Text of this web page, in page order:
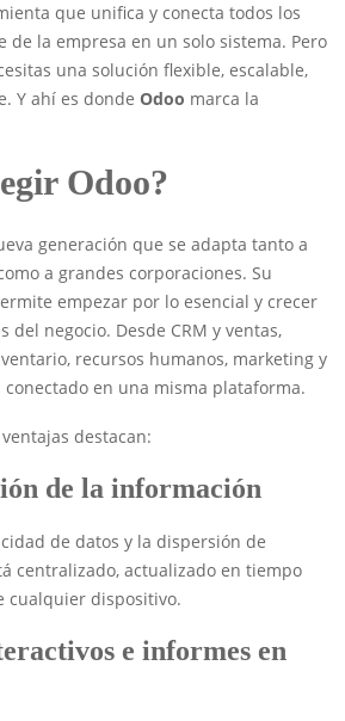
que unifica y conecta todos los
de la empresa en un solo sistema. Pero
una solución flexible, escalable,
Y ahí es donde Odoo marca la
Odoo?
generación que se adapta tanto a
a grandes corporaciones. Su
empezar por lo esencial y crecer
del negocio. Desde CRM y ventas,
recursos humanos, marketing y
en una misma plataforma.
destacan:
de la información
de datos y la dispersión de
centralizado, actualizado en tiempo
cualquier dispositivo.
e informes en